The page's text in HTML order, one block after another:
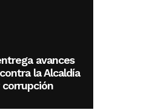
avances
la Alcaldía